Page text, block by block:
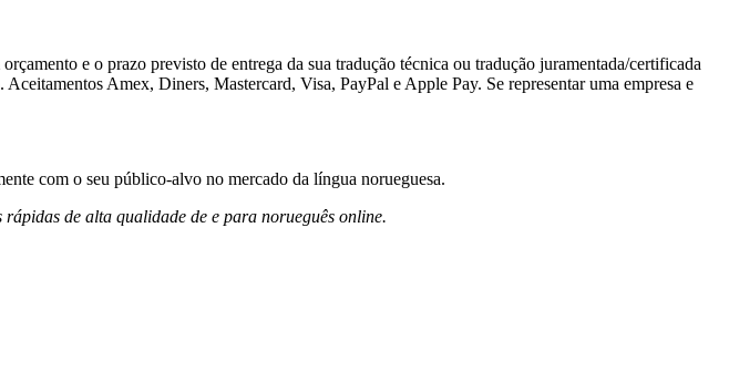
e o prazo previsto de entrega da sua tradução técnica ou tradução juramentada/certificada
Amex, Diners, Mastercard, Visa, PayPal e Apple Pay. Se representar uma empresa e
com o seu público-alvo no mercado da língua norueguesa.
de alta qualidade de e para norueguês online.